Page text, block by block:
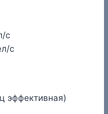
с
с
эффективная)